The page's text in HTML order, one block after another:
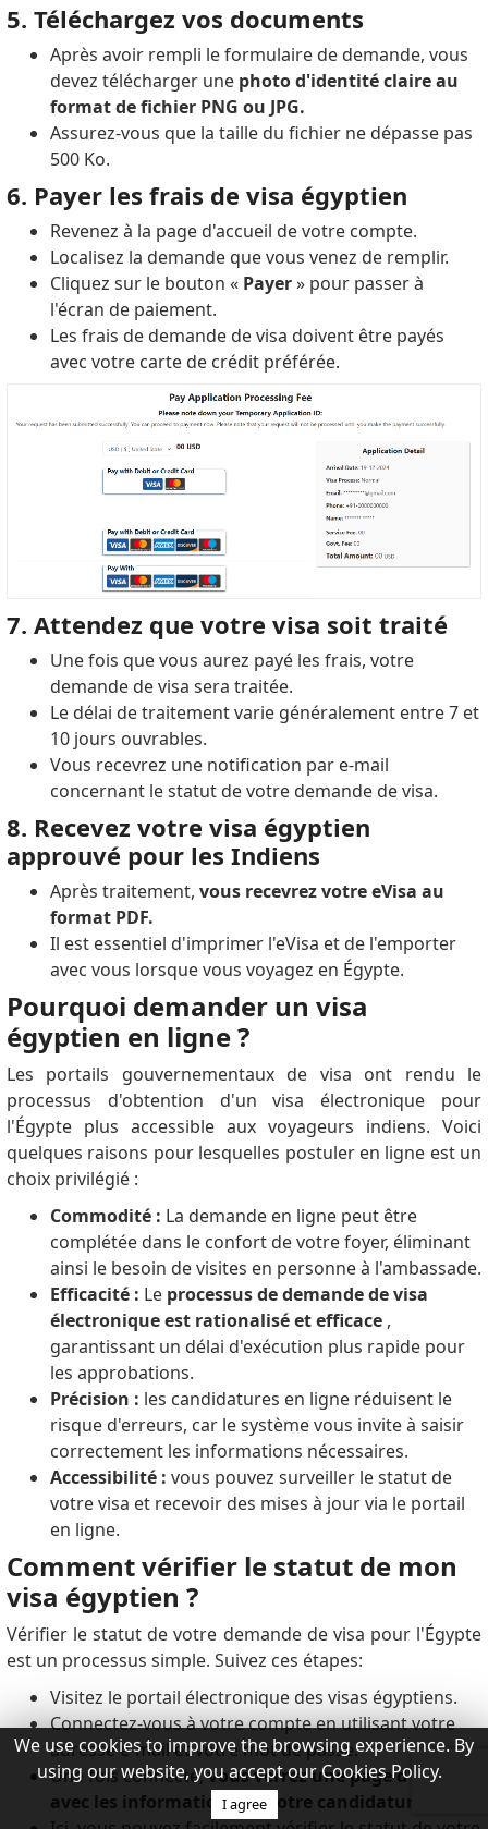
5. Téléchargez vos documents
Après avoir rempli le formulaire de demande, vous
devez télécharger une photo d'identité claire au
format de fichier PNG ou JPG.
Assurez-vous que la taille du fichier ne dépasse pas
500 Ko.
6. Payer les frais de visa égyptien
Revenez à la page d'accueil de votre compte.
Localisez la demande que vous venez de remplir.
Cliquez sur le bouton «Payer» pour passer à
l'écran de paiement.
Les frais de demande de visa doivent être payés
avec votre carte de crédit préférée.
7. Attendez que votre visa soit traité
Une fois que vous aurez payé les frais, votre
demande de visa sera traitée.
Le délai de traitement varie généralement entre 7 et
10 jours ouvrables.
Vous recevrez une notification par e-mail
concernant le statut de votre demande de visa.
8. Recevez votre visa égyptien
approuvé pour les Indiens
Après traitement, vous recevrez votre eVisa au
format PDF.
Il est essentiel d'imprimer l'eVisa et de l'emporter
avec vous lorsque vous voyagez en Égypte.
Pourquoi demander un visa
égyptien en ligne ?
Les portails gouvernementaux de visa ont rendu le
processus d'obtention d'un visa électronique pour
l'Égypte plus accessible aux voyageurs indiens.Voici
quelques raisons pour lesquelles postuler en ligne est un
choix privilégié :
Commodité : La demande en ligne peut être
complétée dans le confort de votre foyer, éliminant
ainsi le besoin de visites en personne à l'ambassade.
Efficacité : Le processus de demande de visa
électronique est rationalisé et efficace,
garantissant un délai d'exécution plus rapide pour
les approbations.
Précision : les candidatures en ligne réduisent le
risque d'erreurs, car le système vous invite à saisir
correctement les informations nécessaires.
Accessibilité : vous pouvez surveiller le statut de
votre visa et recevoir des mises à jour via le portail
en ligne.
Comment vérifier le statut de mon
visa égyptien ?
Vérifier le statut de votre demande de visa pour l'Égypte
est un processus simple. Suivez ces étapes:
Visitez le portail électronique des visas égyptiens.
Connectez-vous à votre compte en utilisant votre
adresse e-mail et votre mot de passe.
Une fois connecté,vous verrez une page d'accueil
avec les informations de votre candidature.
We use cookies to improve the browsing experience. By
using our website, you accept our Cookies Policy.
I agree